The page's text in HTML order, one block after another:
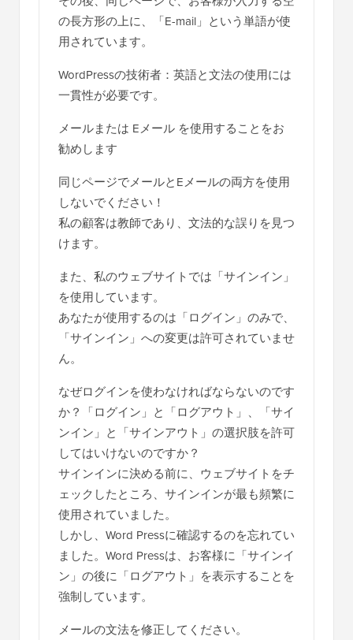
の長方形の上に、「E-mail」という単語が使
用されています。
WordPressの技術者：英語と文法の使用には
一貫性が必要です。
メールまたは Eメール を使用することをお
勧めします
同じページでメールとEメールの両方を使用
しないでください！
私の顧客は教師であり、文法的な誤りを見つ
けます。
また、私のウェブサイトでは「サインイン」
を使用しています。
あなたが使用するのは「ログイン」のみで、
「サインイン」への変更は許可されていませ
ん。
なぜログインを使わなければならないのです
か？「ログイン」と「ログアウト」、「サイ
ンイン」と「サインアウト」の選択肢を許可
してはいけないのですか？
サインインに決める前に、ウェブサイトをチ
ェックしたところ、サインインが最も頻繁に
使用されていました。
しかし、Word Pressに確認するのを忘れてい
ました。Word Pressは、お客様に「サインイ
ン」の後に「ログアウト」を表示することを
強制しています。
メールの文法を修正してください。